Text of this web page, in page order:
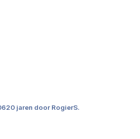
20 jaren door RogierS.